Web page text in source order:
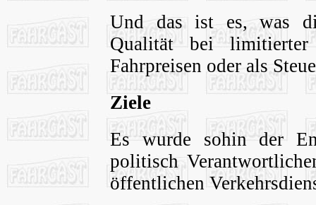
Und das ist es, was
Qualität bei
Fahrpreisen oder als
Ziele
Es wurde sohin der
politisch
öffentlichen